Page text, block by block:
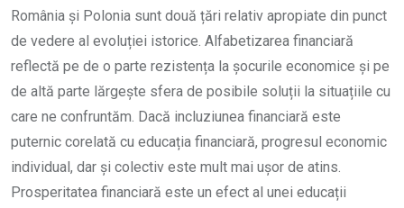
România și Polonia sunt două țări relativ apropiate din punct
de vedere al evoluției istorice. Alfabetizarea financiară
reflectă pe de o parte rezistența la șocurile economice și pe
de altă parte lărgește sfera de posibile soluții la situațiile cu
care ne confruntăm. Dacă incluziunea financiară este
puternic corelată cu educația financiară, progresul economic
individual, dar și colectiv este mult mai ușor de atins.
Prosperitatea financiară este un efect al unei educații